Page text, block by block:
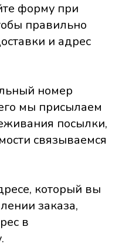
форму при
правильно
и адрес
номер
мы присылаем
посылки,
связываемся
который вы
заказа,
в